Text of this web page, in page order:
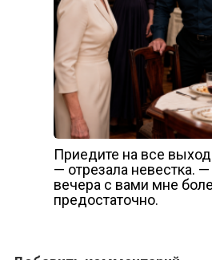
Приедите на все
— отрезала невестка.
вечера с вами мне
предостаточно.